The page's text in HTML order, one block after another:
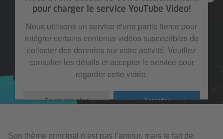
pour charger le service YouTube Video!
Nous utilisons un service d'une partie tierce pour
intégrer certains contenus vidéos susceptibles de
collecter des données sur votre activité. Veuillez
consulter les détails et accepter le service pour
regarder cette vidéo.
En savoir plus Accepter
Son thème principal n’est pas l’amour, mais le fait de